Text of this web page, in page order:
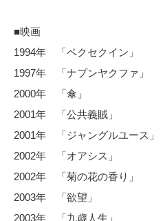
■映画
1994年 「ペクセクイン」
1997年 「ナプンヤクファ」
2000年 「傘」
2001年 「公共義賊」
2001年 「ジャングルユース」
2002年 「オアシス」
2002年 「菊の花の香り」
2003年 「欲望」
2003年 「九歳人生」